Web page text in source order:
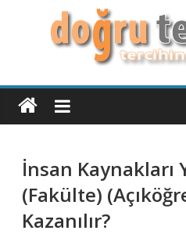
İnsan Kaynakları
(Fakülte)
Kazanılır?